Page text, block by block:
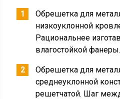
Обрешетка для
низкоуклонной
Рациональнее
влагостойкой фанеры.
Обрешетка для
среднеуклонной
решетчатой. Шаг